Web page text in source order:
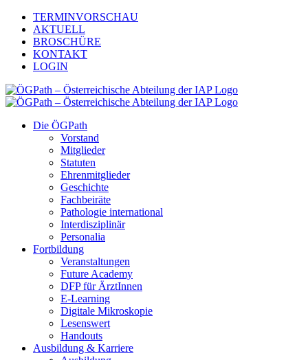
Zum
Inhalt
springen
TERMINVORSCHAU
AKTUELL
BROSCHÜRE
KONTAKT
LOGIN
Die ÖGPath
Vorstand
Mitglieder
Statuten
Ehrenmitglieder
Geschichte
Fachbeiräte
Pathologie international
Interdisziplinär
Personalia
Fortbildung
Veranstaltungen
Future Academy
DFP für ÄrztInnen
E-Learning
Digitale Mikroskopie
Lesenswert
Handouts
Ausbildung & Karriere